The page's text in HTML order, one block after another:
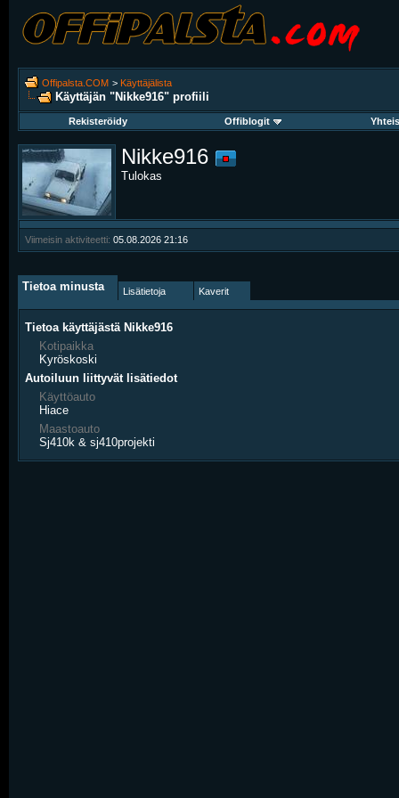
Offipalsta.COM > Käyttäjälista
Käyttäjän "Nikke916" profiili
Rekisteröidy Offiblogit
Nikke916
Tulokas
Viimeisin aktiviteetti: 05.08.2026 21:16
Tietoa minusta Lisätietoja Kaverit
Tietoa käyttäjästä Nikke916
Kotipaikka
Kyröskoski
Autoiluun liittyvät lisätiedot
Käyttöauto
Hiace
Maastoauto
Sj410k & sj410projekti